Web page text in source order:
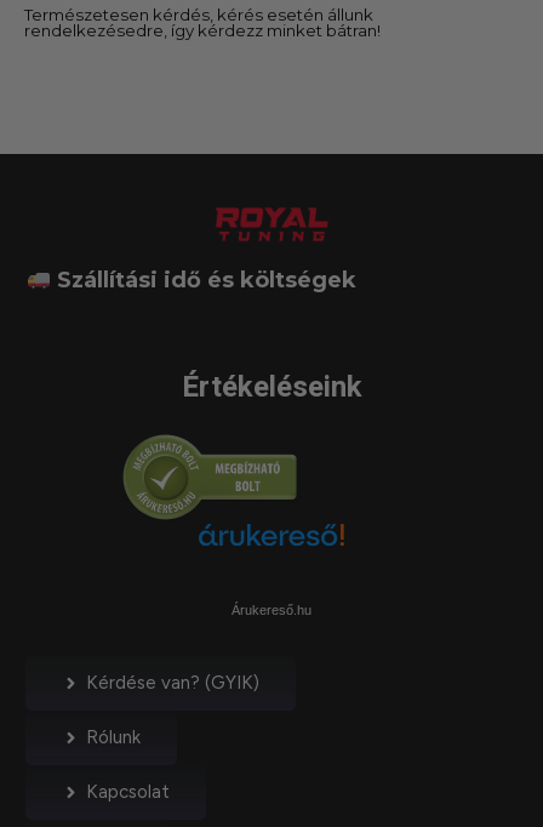
Természetesen kérdés, kérés esetén állunk
rendelkezésedre, így kérdezz minket bátran!
Szállítási idő és költségek
Értékeléseink
Árukereső.hu
Kérdése van? (GYIK)
Rólunk
Kapcsolat